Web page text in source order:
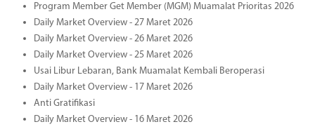
Program Member Get Member (MGM) Muamalat Prioritas 2026
Daily Market Overview - 27 Maret 2026
Daily Market Overview - 26 Maret 2026
Daily Market Overview - 25 Maret 2026
Usai Libur Lebaran, Bank Muamalat Kembali Beroperasi
Daily Market Overview - 17 Maret 2026
Anti Gratifikasi
Daily Market Overview - 16 Maret 2026